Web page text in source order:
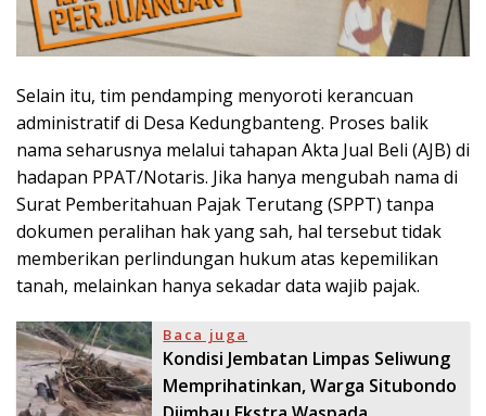
Selain itu, tim pendamping menyoroti kerancuan
administratif di Desa Kedungbanteng. Proses balik
nama seharusnya melalui tahapan Akta Jual Beli (AJB) di
hadapan PPAT/Notaris. Jika hanya mengubah nama di
Surat Pemberitahuan Pajak Terutang (SPPT) tanpa
dokumen peralihan hak yang sah, hal tersebut tidak
memberikan perlindungan hukum atas kepemilikan
tanah, melainkan hanya sekadar data wajib pajak.
Baca juga
Kondisi Jembatan Limpas Seliwung
Memprihatinkan, Warga Situbondo